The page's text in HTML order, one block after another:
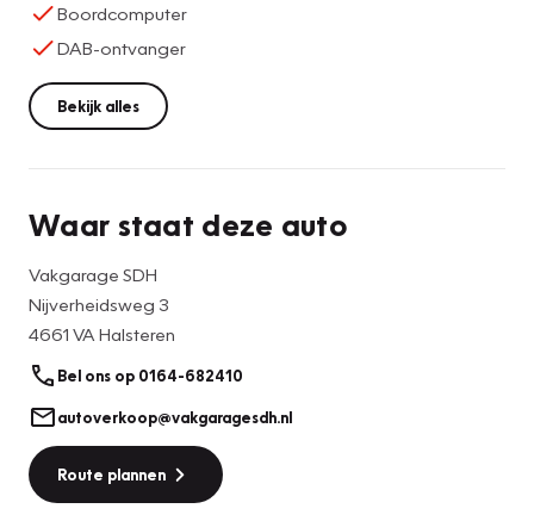
Boordcomputer
DAB-ontvanger
Bekijk alles
Waar staat deze auto
Vakgarage SDH
Nijverheidsweg 3
4661 VA Halsteren
Bel ons op 0164-682410
autoverkoop@vakgaragesdh.nl
Route plannen